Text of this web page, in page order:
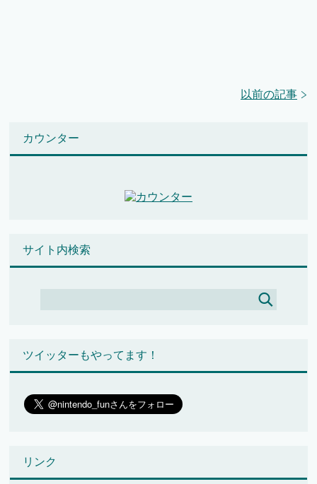
以前の記事
カウンター
サイト内検索
ツイッターもやってます！
リンク